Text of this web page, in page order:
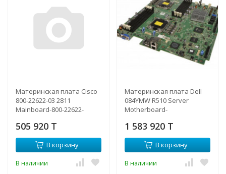
Материнская плата Cisco
800-22622-03 2811
Mainboard-800-22622-
505 920 T
В корзину
В наличии
Материнская плата Dell
084YMW R510 Server
Motherboard-
1 583 920 T
В корзину
В наличии